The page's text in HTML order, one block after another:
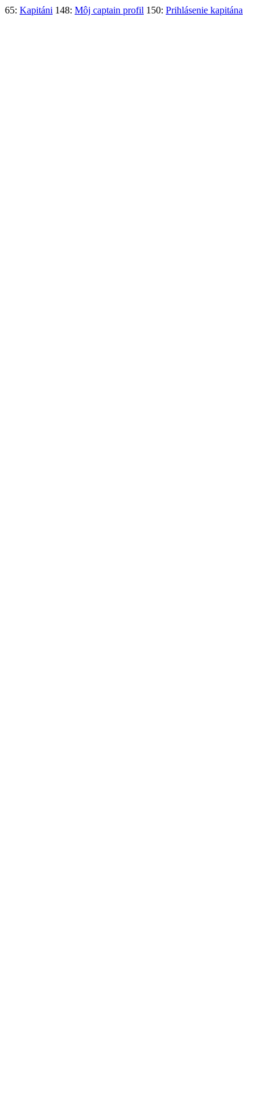
65: Kapitáni 148: Môj captain profil 150: Prihlásenie kapitána